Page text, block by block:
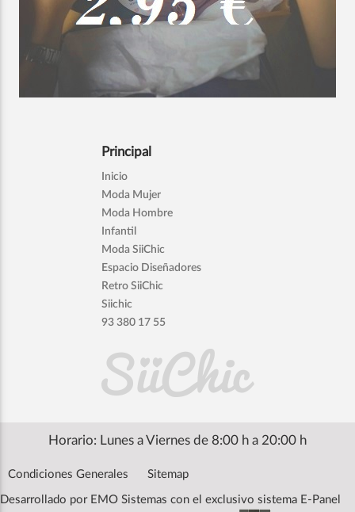
Principal
Inicio
Moda Mujer
Moda Hombre
Infantil
Moda SiiChic
Espacio Diseñadores
Retro SiiChic
Siichic
93 380 17 55
Horario: Lunes a Viernes de 8:00 h a 20:00 h
Condiciones Generales Sitemap
Desarrollado por EMO Sistemas con el exclusivo sistema E-Panel